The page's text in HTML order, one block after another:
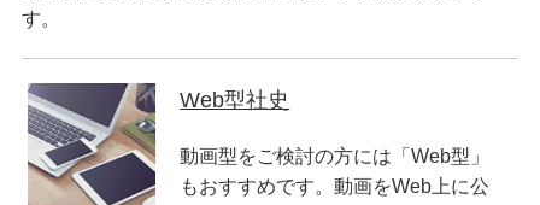
す。
Web型社史
動画型をご検討の方には「Web型」
もおすすめです。動画をWeb上に公